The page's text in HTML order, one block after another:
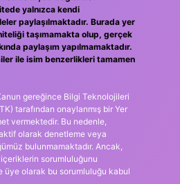
yalnızca kendi
paylaşılmaktadır. Burada yer
taşımamakta olup, gerçek
paylaşım yapılmamaktadır.
ile isim benzerlikleri tamamen
gereğince Bilgi Teknolojileri
tarafından onaylanmış bir Yer
vermektedir. Bu nedenle,
olarak denetleme veya
bulunmamaktadır. Ancak,
sorumluluğunu
üye olarak bu sorumluluğu kabul